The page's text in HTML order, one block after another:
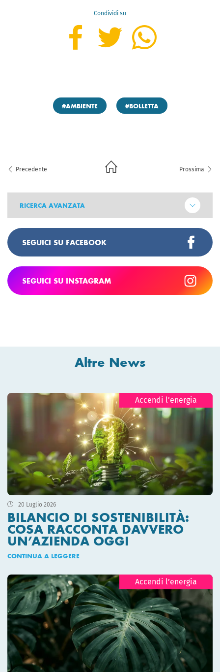
Condividi su
#AMBIENTE #BOLLETTA
Precedente Prossima
RICERCA AVANZATA
SEGUICI SU FACEBOOK
SEGUICI SU INSTAGRAM
Altre News
Accendi l’energia
20 Luglio 2026
BILANCIO DI SOSTENIBILITÀ:
COSA RACCONTA DAVVERO
UN’AZIENDA OGGI
CONTINUA A LEGGERE
Accendi l’energia